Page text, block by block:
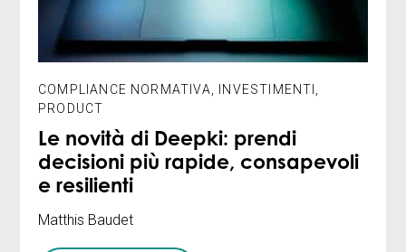
COMPLIANCE NORMATIVA INVESTIMENTI
PRODUCT
Le novità di Deepki: prendi
decisioni più rapide, consapevoli
e resilienti
Matthis Baudet